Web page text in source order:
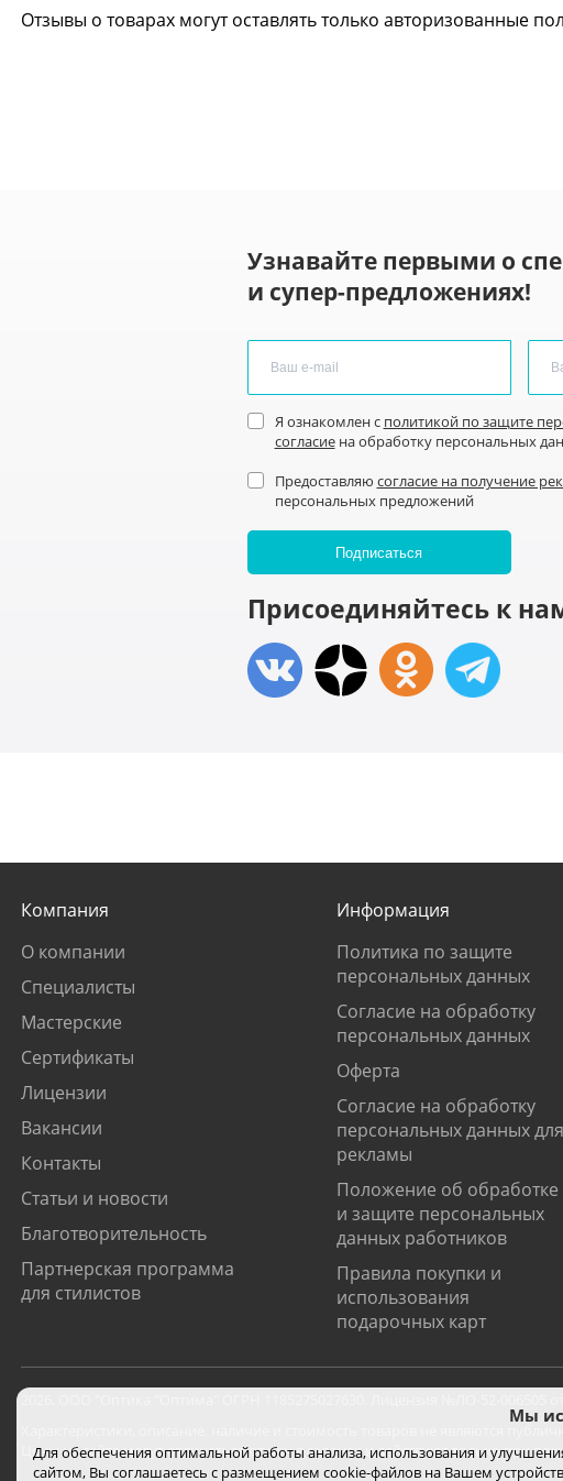
Отзывы о товарах могут оставлять только авторизованные
Узнавайте первыми о
и супер-предложениях!
Я ознакомлен с политикой по защите
согласиена обработку персональных
Предоставляю согласие на получение
персональных предложений
Присоединяйтесь к
Компания
О компании
Специалисты
Мастерские
Сертификаты
Лицензии
Вакансии
Контакты
Статьи и новости
Благотворительность
Партнерская программа
для стилистов
Информация
Политика по защите
персональных данных
Согласие на обработку
персональных данных
Оферта
Согласие на обработку
персональных данных для
рекламы
Положение об обработке
и защите персональных
данных работников
Правила покупки и
использования
подарочных карт
Характеристики, описание, наличие и стоимость товаров не являются
Цены на сайте могут отличаться от цен в салонах и действуют только при
Мы
Для обеспечения оптимальной работы анализа, использования и
сайтом, Вы соглашаетесь с размещением cookie-файлов на Вашем